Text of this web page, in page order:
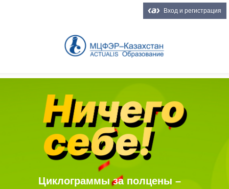
Вход и регистрация
Циклограммы за полцены –